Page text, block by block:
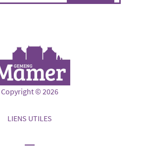
Copyright © 2026
LIENS UTILES